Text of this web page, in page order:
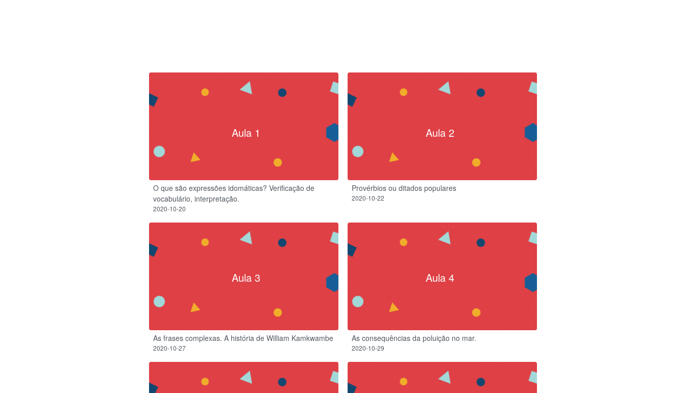
Aula 1
O que são expressões idomáticas? Verificação de
vocabulário, interpretação.
2020-10-20
Aula 2
Provérbios ou ditados populares
2020-10-22
Aula 3
As frases complexas. A história de William Kamkwambe
2020-10-27
Aula 4
As consequências da poluição no mar.
2020-10-29